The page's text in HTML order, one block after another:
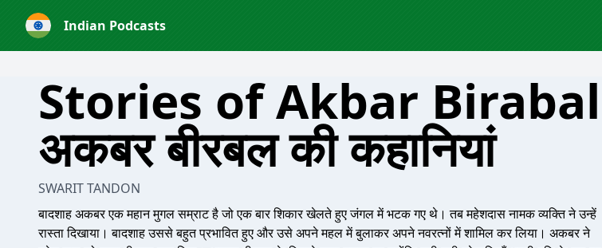
Indian Podcasts
Stories of Akbar Birabal
अकबर बीरबल की कहानियां
SWARIT TANDON
बादशाह अकबर एक महान मुगल सम्राट है जो एक बार शिकार खेलते हुए जंगल में भटक गए थे। तब महेशदास नामक व्यक्ति ने उन्हें
रास्ता दिखाया। बादशाह उससे बहुत प्रभावित हुए और उसे अपने महल में बुलाकर अपने नवरत्नों में शामिल कर लिया। अकबर ने